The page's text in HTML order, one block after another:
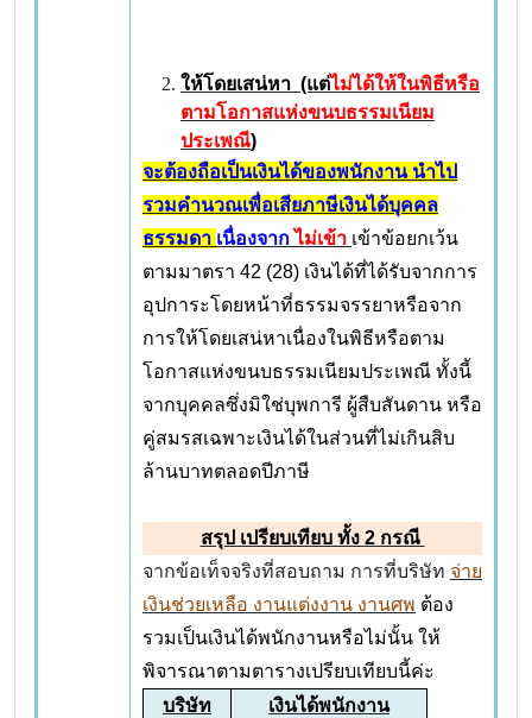
ให้โดยเสน่หา (แต่ไม่ได้ให้ในพิธีหรือ
ตามโอกาสแห่งขนบธรรมเนียม
ประเพณี)
จะต้องถือเป็นเงินได้ของพนักงาน นำไป
รวมคำนวณเพื่อเสียภาษีเงินได้บุคคล
ธรรมดา เนื่องจากไม่เข้า เข้าข้อยกเว้น
ตามมาตรา 42 (28) เงินได้ที่ได้รับจากการ
อุปการะโดยหน้าที่ธรรมจรรยาหรือจาก
การให้โดยเสน่หาเนื่องในพิธีหรือตาม
โอกาสแห่งขนบธรรมเนียมประเพณี ทั้งนี้
จากบุคคลซึ่งมิใช่บุพการี ผู้สืบสันดาน หรือ
คู่สมรสเฉพาะเงินได้ในส่วนที่ไม่เกินสิบ
ล้านบาทตลอดปีภาษี
สรุป เปรียบเทียบ ทั้ง 2 กรณี
จากข้อเท็จจริงที่สอบถาม การที่บริษัท จ่าย
เงินช่วยเหลือ งานแต่งงาน งานศพ ต้อง
รวมเป็นเงินได้พนักงานหรือไม่นั้น ให้
พิจารณาตามตารางเปรียบเทียบนี้ค่ะ
บริษัท
เงินได้พนักงาน